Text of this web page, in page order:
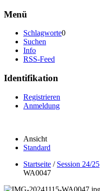
Menü
Schlagworte0
Suchen
Info
RSS-Feed
Identifikation
Registrieren
Anmeldung
Ansicht
Standard
Startseite / Session 24/25
WA0047